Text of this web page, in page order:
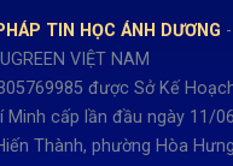
2- Thứ 7
17h30
TIN HỌC ÁNH DƯƠNG
UGREEN VIỆT NAM
được Sở Kế
Minh cấp lần đầu ngày 11/
Thành, phường Hòa